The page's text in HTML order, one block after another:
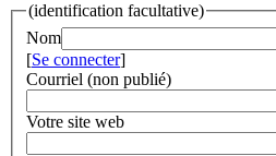
(identification facultative)
Nom
[Se connecter]
Courriel (non publié)
Votre site web